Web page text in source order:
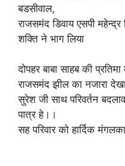
बडसीवाल,
राजसमंद डिवाय एसपी महेन्द्र
शक्ति ने भाग लिया
दोपहर बाबा साहब की
राजसमंद झील का नजारा
सुरेश जी साथ परिवर्तन
पात्र हे।।
सह परिवार को हार्दिक